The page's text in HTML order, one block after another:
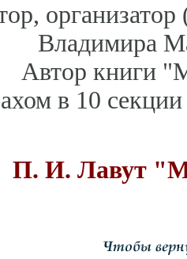
Владимира
Автор книги
в 10
П. И. Лавут